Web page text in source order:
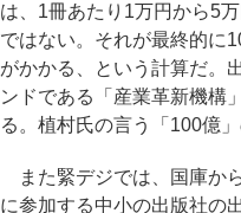
は、1冊あたり1万円から5
ではない。それが最終的に
がかかる、という計算だ。
ンドである「産業革新機構
る。植村氏の言う「100億」
また緊デジでは、国庫か
に参加する中小の出版社の